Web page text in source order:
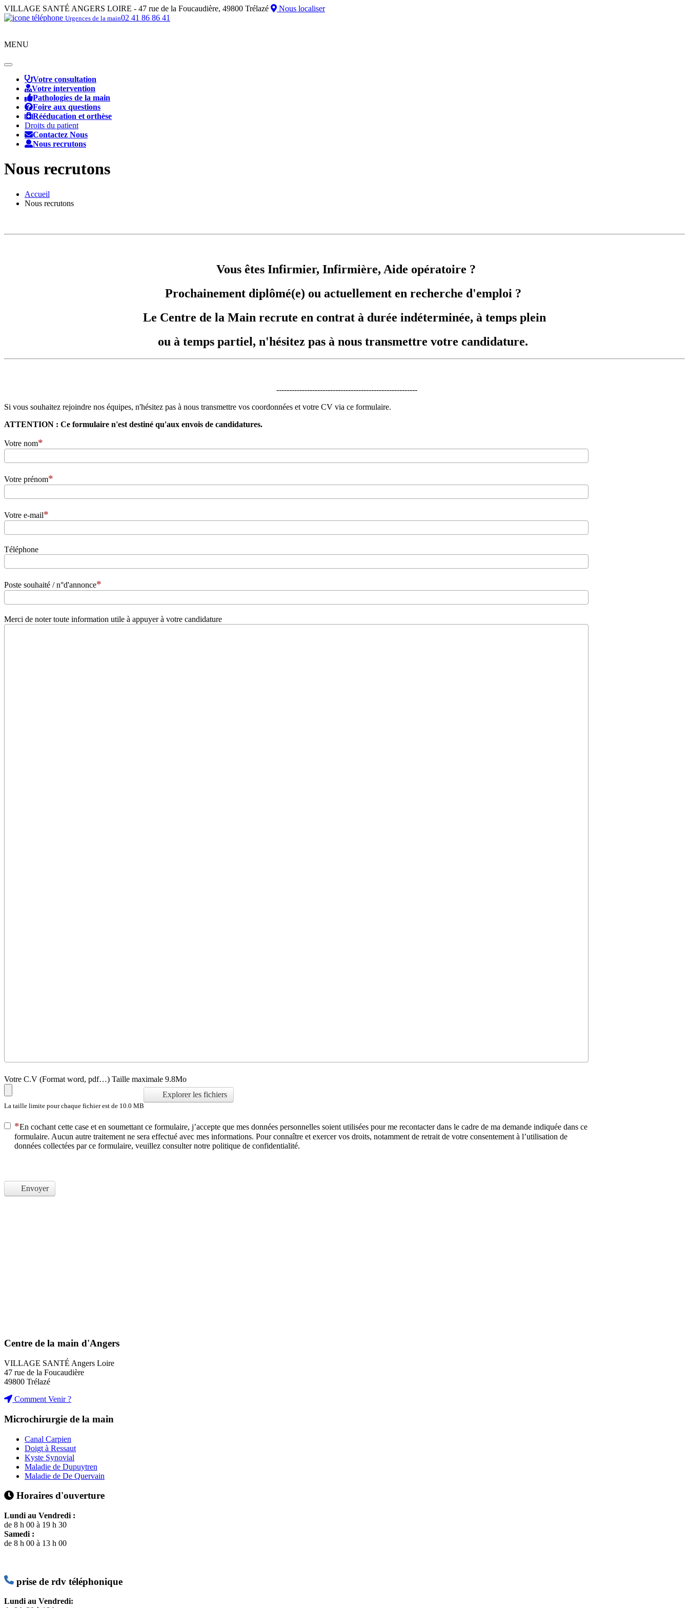
VILLAGE SANTÉ ANGERS LOIRE - 47 rue de la Foucaudière, 49800 Trélazé Nous localiser
Urgences de la main02 41 86 86 41
MENU
Toggle
navigationVotre consultation
Votre intervention
Pathologies de la main
Foire aux questions
Rééducation et orthèse
Droits du patient
Contactez Nous
Nous recrutons
Nous recrutons
Accueil
Nous recrutons
Vous êtes Infirmier, Infirmière, Aide opératoire ?
Prochainement diplômé(e) ou actuellement en recherche d'emploi ?
Le Centre de la Main recrute en contrat à durée indéterminée, à temps plein
ou à temps partiel, n'hésitez pas à nous transmettre votre candidature.
-------------------------------------------------------
Si vous souhaitez rejoindre nos équipes, n'hésitez pas à nous transmettre vos coordonnées et votre CV via ce formulaire.
ATTENTION : Ce formulaire n'est destiné qu'aux envois de candidatures.
Votre nom
Votre prénom
Votre e-mail
Téléphone
Poste souhaité / n°d'annonce
Merci de noter toute information utile à appuyer à votre candidature
Votre C.V (Format word, pdf…) Taille maximale 9.8Mo
Explorer les fichiers
La taille limite pour chaque fichier est de 10.0 MB
En cochant cette case et en soumettant ce formulaire, j’accepte que mes données personnelles soient utilisées pour me recontacter dans le cadre de ma demande indiquée dans ce
formulaire. Aucun autre traitement ne sera effectué avec mes informations. Pour connaître et exercer vos droits, notamment de retrait de votre consentement à l’utilisation de
données collectées par ce formulaire, veuillez consulter notre politique de confidentialité.
Envoyer
Centre de la main d'Angers
VILLAGE SANTÉ Angers Loire
47 rue de la Foucaudière
49800 Trélazé
Comment Venir ?
Microchirurgie de la main
Canal Carpien
Doigt à Ressaut
Kyste Synovial
Maladie de Dupuytren
Maladie de De Quervain
Horaires d'ouverture
Lundi au Vendredi :
de 8 h 00 à 19 h 30
Samedi :
de 8 h 00 à 13 h 00
prise de rdv téléphonique
Lundi au Vendredi: